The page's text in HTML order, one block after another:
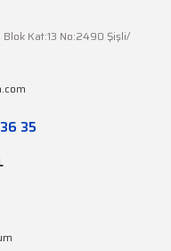
Blok Kat:13 No:2490 Şişli/
35